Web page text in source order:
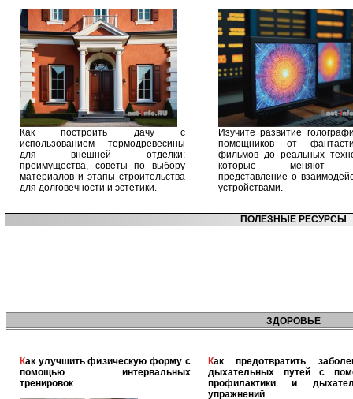
Как построить дачу с
использованием термодревесины
для внешней отделки:
преимущества, советы по выбору
материалов и этапы строительства
для долговечности и эстетики.
Изучите развитие
помощников от
фильмов до реальных
которые меняют
представление о
устройствами.
ПОЛЕЗНЫЕ РЕСУРСЫ
ЗДОРОВЬЕ
Как улучшить физическую форму с
помощью интервальных
тренировок
Как предотвратить заболевания
дыхательных путей с
профилактики и
упражнений